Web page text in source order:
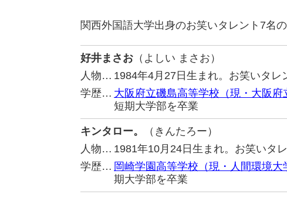
関西外国語大学出身のお笑いタレント7名
好井まさお （よしい まさお）
人物… 1984年4月27日生まれ。お笑いタレ
学歴… 大阪府立磯島高等学校（現・大阪府
短期大学部を卒業
キンタロー。
（きんたろー）
人物… 1981年10月24日生まれ。お笑いタレ
学歴… 岡崎学園高等学校（現・人間環境大
期大学部を卒業